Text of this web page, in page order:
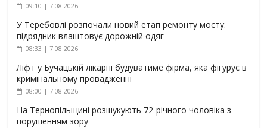
09:10 | 7.08.2026
У Теребовлі розпочали новий етап ремонту мосту:
підрядник влаштовує дорожній одяг
08:33 | 7.08.2026
Ліфт у Бучацькій лікарні будуватиме фірма, яка фігурує в
кримінальному провадженні
08:00 | 7.08.2026
На Тернопільщині розшукують 72-річного чоловіка з
порушенням зору